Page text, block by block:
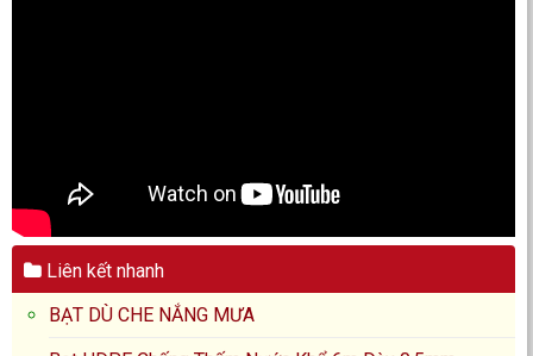
Liên kết nhanh
BẠT DÙ CHE NẮNG MƯA